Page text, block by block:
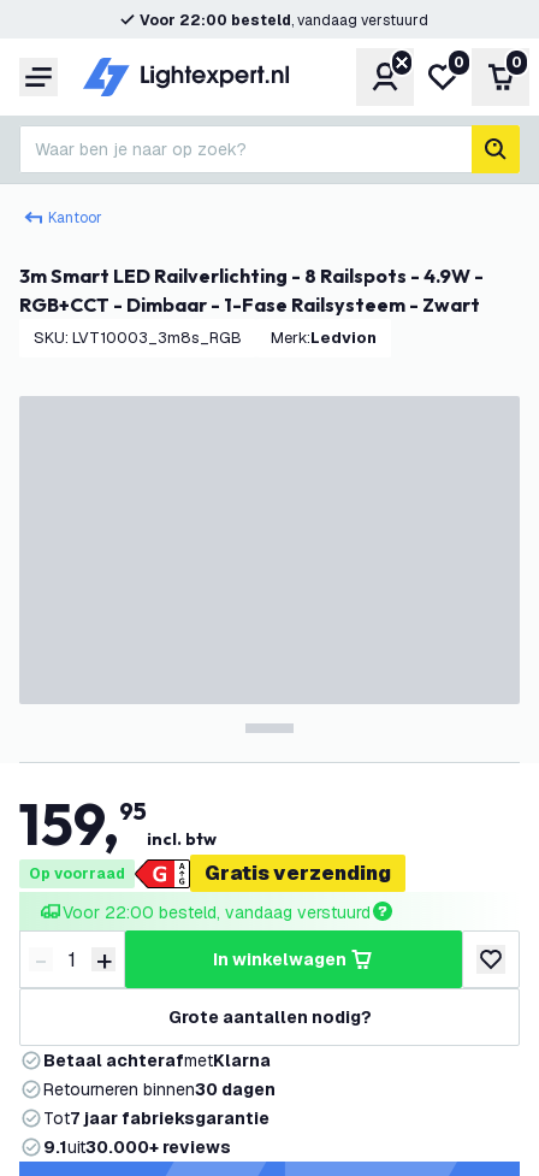
Voor 22:00 besteld, vandaag verstuurd
Menu Account
Mijn
0 0
Waar ben je naar op zoek?
Kantoor
3m Smart LED Railverlichting - 8 Railspots - 4.9W -
RGB+CCT - Dimbaar - 1-Fase Railsysteem - Zwart
SKU: LVT10003_3m8s_RGB Merk: Ledvion
159,95
incl. btw
Op voorraad Gratis verzending
Voor 22:00 besteld, vandaag verstuurd
Verminder hoeveelheid
- Verhoog hoeveelheid
+ in winkelwagen
Grote aantallen nodig?
Betaal achterafmetKlarna
Retourneren binnen30 dagen
Tot7 jaar fabrieksgarantie
9.1uit30.000+ reviews